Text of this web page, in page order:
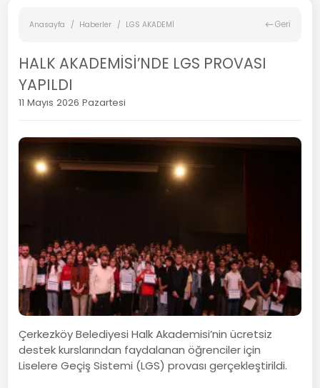
Anasayfa Haberler LGS AKADEMİ Geri
HALK AKADEMİSİ’NDE LGS PROVASI
YAPILDI
11 Mayıs 2026 Pazartesi
Çerkezköy Belediyesi Halk Akademisi’nin ücretsiz
destek kurslarından faydalanan öğrenciler için
Liselere Geçiş Sistemi (LGS) provası gerçekleştirildi.